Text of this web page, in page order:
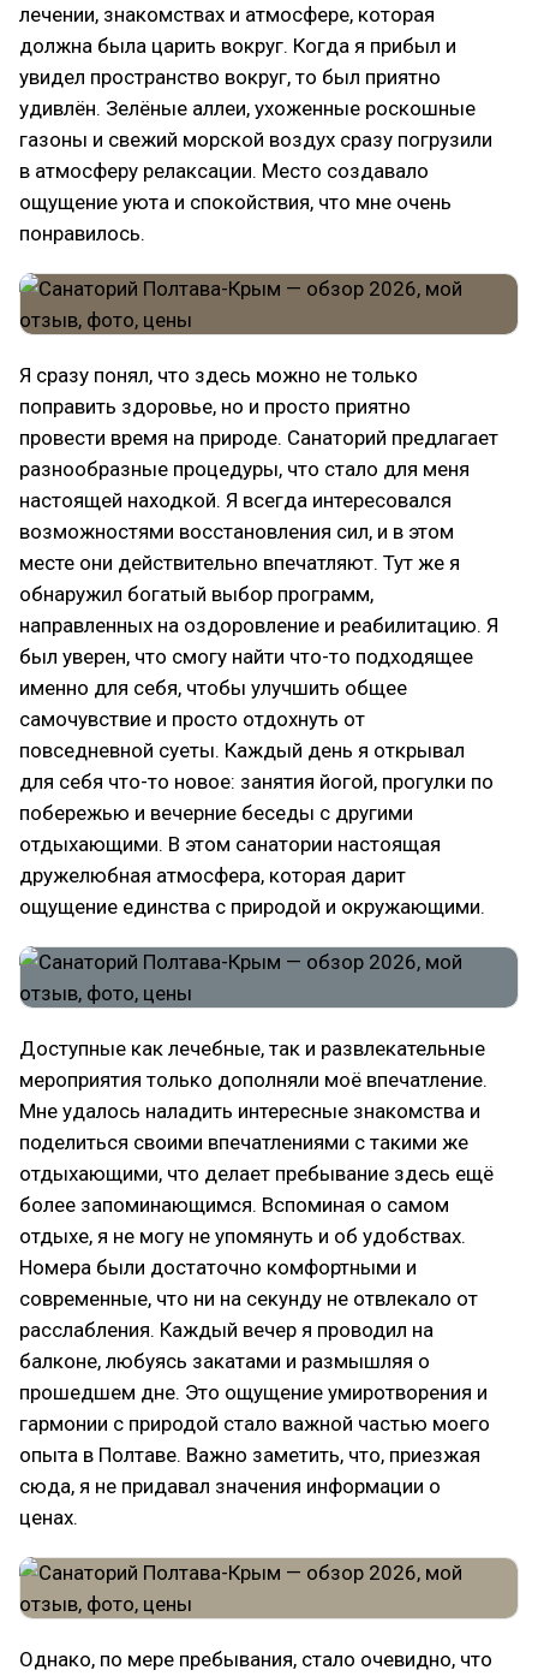
лечении, знакомствах и атмосфере, которая
должна была царить вокруг. Когда я прибыл и
увидел пространство вокруг, то был приятно
удивлён. Зелёные аллеи, ухоженные роскошные
газоны и свежий морской воздух сразу погрузили
в атмосферу релаксации. Место создавало
ощущение уюта и спокойствия, что мне очень
понравилось.
Я сразу понял, что здесь можно не только
поправить здоровье, но и просто приятно
провести время на природе. Санаторий предлагает
разнообразные процедуры, что стало для меня
настоящей находкой. Я всегда интересовался
возможностями восстановления сил, и в этом
месте они действительно впечатляют. Тут же я
обнаружил богатый выбор программ,
направленных на оздоровление и реабилитацию. Я
был уверен, что смогу найти что-то подходящее
именно для себя, чтобы улучшить общее
самочувствие и просто отдохнуть от
повседневной суеты. Каждый день я открывал
для себя что-то новое: занятия йогой, прогулки по
побережью и вечерние беседы с другими
отдыхающими. В этом санатории настоящая
дружелюбная атмосфера, которая дарит
ощущение единства с природой и окружающими.
Доступные как лечебные, так и развлекательные
мероприятия только дополняли моё впечатление.
Мне удалось наладить интересные знакомства и
поделиться своими впечатлениями с такими же
отдыхающими, что делает пребывание здесь ещё
более запоминающимся. Вспоминая о самом
отдыхе, я не могу не упомянуть и об удобствах.
Номера были достаточно комфортными и
современные, что ни на секунду не отвлекало от
расслабления. Каждый вечер я проводил на
балконе, любуясь закатами и размышляя о
прошедшем дне. Это ощущение умиротворения и
гармонии с природой стало важной частью моего
опыта в Полтаве. Важно заметить, что, приезжая
сюда, я не придавал значения информации о
ценах.
Однако, по мере пребывания, стало очевидно, что